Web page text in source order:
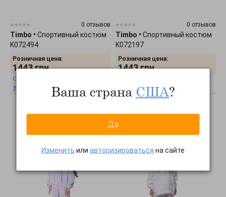
0 отзывов
Timbo • Спортивный костюм
K072494
Розничная цена:
1443грн.
Оптовая цена:
Узнать оптовую цену
0 отзывов
Timbo • Спортивный костюм
K072197
Розничная цена:
1443грн.
Узнать оптовую цену
Ваша страна США?
Да
Изменить или авторизироваться на сайте